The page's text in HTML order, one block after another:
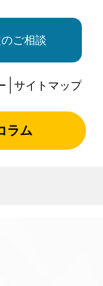
ご相談
サイトマップ
ラム